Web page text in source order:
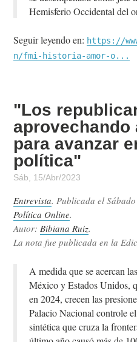
Hemisferio Occidental del
Seguir leyendo en: https://
n/fmi-historia-amor-o...
"Los
aprovechando
para avanzar
política"
Sáb, 15/Abr/2023
Entrevista. Publicada el
Política Online.
Autor:Bibiana Ruiz.
La nota fue publicada en la
A medida que se acercan
México y Estados Unidos,
en 2024, crecen las
Palacio Nacional controle
sintética que cruza la